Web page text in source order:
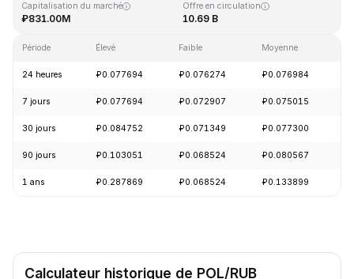
Capitalisation du marché
₽831.00M
Offre en circulation
10.69 B
Période Élevé Faible Moyenne
24 heures ₽0.077694 ₽0.076274 ₽0.076984
7 jours ₽0.077694 ₽0.072907 ₽0.075015
30 jours ₽0.084752 ₽0.071349 ₽0.077300
90 jours ₽0.103051 ₽0.068524 ₽0.080567
1 ans ₽0.287869 ₽0.068524 ₽0.133899
Calculateur historique de POL/RUB